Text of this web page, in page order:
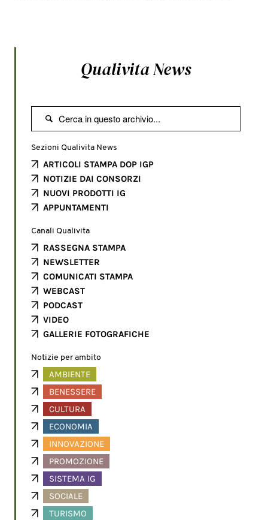
Qualivita News

Sezioni Qualivita News
ARTICOLI STAMPA DOP IGP
NOTIZIE DAI CONSORZI
NUOVI PRODOTTI IG
APPUNTAMENTI
Canali Qualivita
RASSEGNA STAMPA
NEWSLETTER
COMUNICATI STAMPA
WEBCAST
PODCAST
VIDEO
GALLERIE FOTOGRAFICHE
Notizie per ambito
AMBIENTE
BENESSERE
CULTURA
ECONOMIA
INNOVAZIONE
PROMOZIONE
SISTEMA IG
SOCIALE
TURISMO